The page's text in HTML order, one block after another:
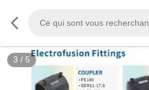
3 / 5